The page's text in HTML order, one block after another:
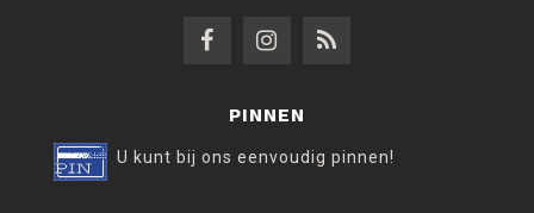
PINNEN
U kunt bij ons eenvoudig pinnen!